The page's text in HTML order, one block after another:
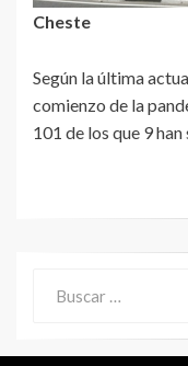
Cheste
Según la última
comienzo de la
101 de los que 9